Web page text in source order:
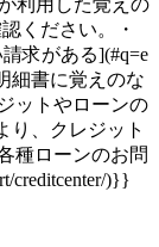
利用した覚えの
ください。・
求がある](#q=e
細書に覚えのな
ットやローンの
り、クレジット
種ローンのお問
creditcenter/)}}